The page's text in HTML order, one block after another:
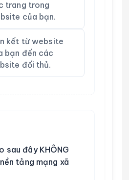
trang trong
của bạn.
kết từ website
bạn đến các
đối thủ.
sau đây KHÔNG
tảng mạng xã